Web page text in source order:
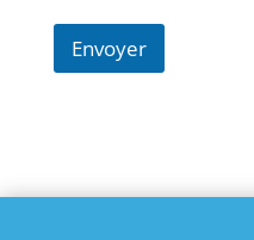
m
i
Envoyer